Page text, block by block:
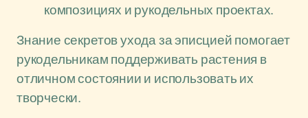
композициях и рукодельных проектах.
Знание секретов ухода за эписцией помогает
рукодельникам поддерживать растения в
отличном состоянии и использовать их
творчески.